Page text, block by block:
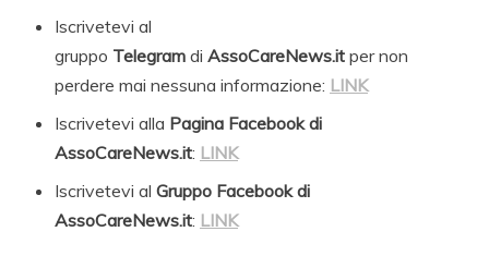
Iscrivetevi al
gruppo Telegram di AssoCareNews.it per non
perdere mai nessuna informazione: LINK
Iscrivetevi alla Pagina Facebook di
AssoCareNews.it: LINK
Iscrivetevi al Gruppo Facebook di
AssoCareNews.it: LINK